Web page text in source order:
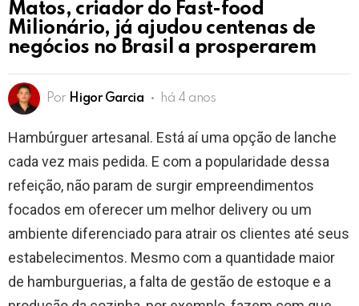
Matos, criador do Fast-food
Milionário, já ajudou centenas de
negócios no Brasil a prosperarem
Por Higor Garcia há 4 anos
Hambúrguer artesanal. Está aí uma opção de lanche
cada vez mais pedida. E com a popularidade dessa
refeição, não param de surgir empreendimentos
focados em oferecer um melhor delivery ou um
ambiente diferenciado para atrair os clientes até seus
estabelecimentos. Mesmo com a quantidade maior
de hamburguerias, a falta de gestão de estoque e a